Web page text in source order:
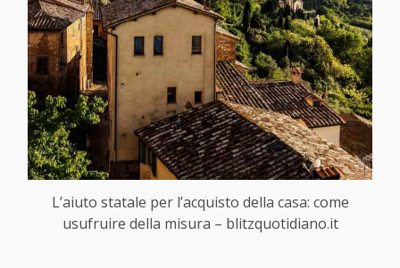
L’aiuto statale per l’acquisto della casa: come
usufruire della misura – blitzquotidiano.it